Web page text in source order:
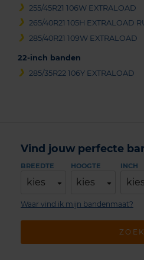
255/45R21 106W EXTRALOAD
265/40R21 105H EXTRALOAD
285/40R21 109W EXTRALOAD
22-inch banden
285/35R22 106Y EXTRALOAD
Vind jouw perfecte
BREEDTE
kies
HOOGTE
kies
INCH
kies
ZOEK
Waar vind ik mijn bandenmaat?